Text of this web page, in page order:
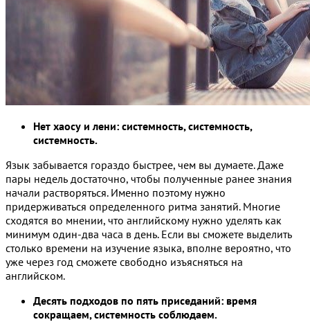
Нет хаосу и лени: системность, системность,
системность.
Язык забывается гораздо быстрее, чем вы думаете. Даже
пары недель достаточно, чтобы полученные ранее знания
начали растворяться. Именно поэтому нужно
придерживаться определенного ритма занятий. Многие
сходятся во мнении, что английскому нужно уделять как
минимум один-два часа в день. Если вы сможете выделить
столько времени на изучение языка, вполне вероятно, что
уже через год сможете свободно изъясняться на
английском.
Десять подходов по пять приседаний: время
сокращаем, системность соблюдаем.